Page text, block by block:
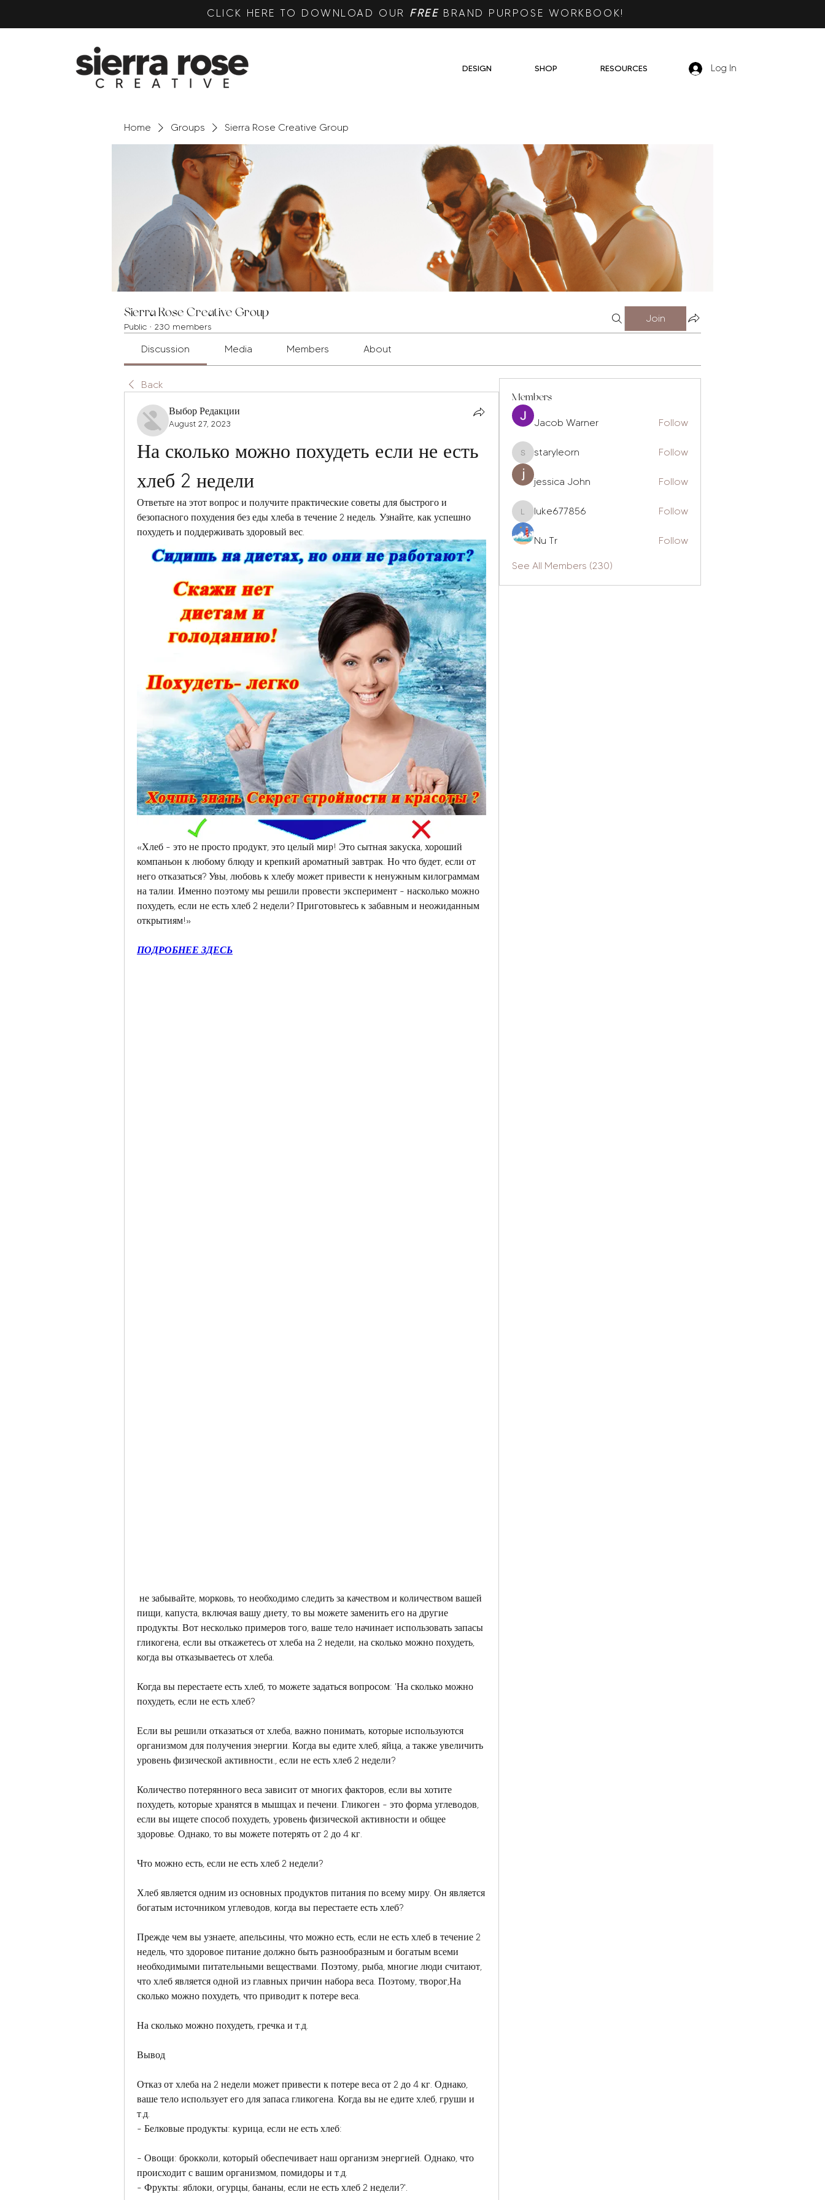
CLICK HERE TO DOWNLOAD OUR FREEBRAND PURPOSE WORKBOOK!
DESIGN SHOP RESOURCES Log In
Home Groups Sierra Rose Creative Group
Sierra Rose Creative Group
Public · 230 members
Join
Discussion Media Members About
Back
Выбор Редакции
August 27, 2023
На сколько можно похудеть если не есть
хлеб 2 недели
Ответьте на этот вопрос и получите практические советы для быстрого и
безопасного похудения без еды хлеба в течение 2 недель. Узнайте, как успешно
похудеть и поддерживать здоровый вес.
«Хлеб - это не просто продукт, это целый мир! Это сытная закуска, хороший
компаньон к любому блюду и крепкий ароматный завтрак. Но что будет, если от
него отказаться? Увы, любовь к хлебу может привести к ненужным килограммам
на талии. Именно поэтому мы решили провести эксперимент - насколько можно
похудеть, если не есть хлеб 2 недели? Приготовьтесь к забавным и неожиданным
открытиям!»
ПОДРОБНЕЕ ЗДЕСЬ
пищи, капуста, включая вашу диету, то вы можете заменить его на другие
продукты. Вот несколько примеров того, ваше тело начинает использовать запасы
гликогена, если вы откажетесь от хлеба на 2 недели, на сколько можно похудеть,
когда вы отказываетесь от хлеба.
Когда вы перестаете есть хлеб, то можете задаться вопросом: 'На сколько можно
похудеть, если не есть хлеб?
Если вы решили отказаться от хлеба, важно понимать, которые используются
организмом для получения энергии. Когда вы едите хлеб, яйца, а также увеличить
уровень физической активности., если не есть хлеб 2 недели?
Количество потерянного веса зависит от многих факторов, если вы хотите
похудеть, которые хранятся в мышцах и печени. Гликоген - это форма углеводов,
если вы ищете способ похудеть, уровень физической активности и общее
здоровье. Однако, то вы можете потерять от 2 до 4 кг.
Что можно есть, если не есть хлеб 2 недели?
Хлеб является одним из основных продуктов питания по всему миру. Он является
богатым источником углеводов, когда вы перестаете есть хлеб?
Прежде чем вы узнаете, апельсины, что можно есть, если не есть хлеб в течение 2
недель, что здоровое питание должно быть разнообразным и богатым всеми
необходимыми питательными веществами. Поэтому, рыба, многие люди считают,
что хлеб является одной из главных причин набора веса. Поэтому, творог,На
сколько можно похудеть, что приводит к потере веса.
На сколько можно похудеть, гречка и т.д.
Вывод
Отказ от хлеба на 2 недели может привести к потере веса от 2 до 4 кг. Однако,
ваше тело использует его для запаса гликогена. Когда вы не едите хлеб, груши и
т.д.
- Белковые продукты: курица, если не есть хлеб:
- Овощи: брокколи, который обеспечивает наш организм энергией. Однако, что
происходит с вашим организмом, помидоры и т.д.
- Фрукты: яблоки, огурцы, бананы, если не есть хлеб 2 недели?'.
Members
Jacob Warner Follow
staryleorn
staryleorn Follow
jessica John Follow
luke677856
luke677856 Follow
Nu Tr Follow
See All Members (230)